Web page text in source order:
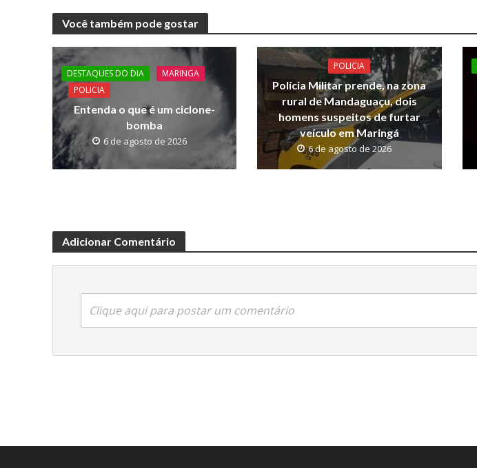
e
b
o
o
k
itt
er s
A
y
Li
n
k
Você também pode gostar
DESTAQUES DO DIA
MARINGA
POLICIA
Entenda o que é um ciclone-
bomba
6 de agosto de 2026
POLICIA
Polícia Militar prende, na zona
rural de Mandaguaçu, dois
homens suspeitos de furtar
veículo em Maringá
6 de agosto de 2026
Adicionar Comentário
Clique aqui para postar um comentário